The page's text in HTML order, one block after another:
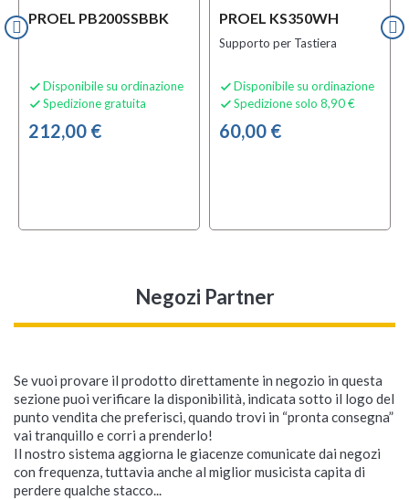
PROEL PB200SSBBK
 Disponibile su ordinazione
 Spedizione gratuita
212,00 €
PROEL KS350WH
Supporto per Tastiera
 Disponibile su ordinazione
 Spedizione solo 8,90 €
60,00 €
Negozi Partner
Se vuoi provare il prodotto direttamente in negozio in questa
sezione puoi verificare la disponibilità, indicata sotto il logo del
punto vendita che preferisci, quando trovi in “pronta consegna”
vai tranquillo e corri a prenderlo!
Il nostro sistema aggiorna le giacenze comunicate dai negozi
con frequenza, tuttavia anche al miglior musicista capita di
perdere qualche stacco...